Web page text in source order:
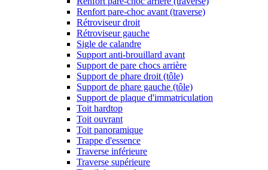
Renfort pare-choc avant (traverse)
Rétroviseur droit
Rétroviseur gauche
Sigle de calandre
Support anti-brouillard avant
Support de pare chocs arrière
Support de phare droit (tôle)
Support de phare gauche (tôle)
Support de plaque d'immatriculation
Toit hardtop
Toit ouvrant
Toit panoramique
Trappe d'essence
Traverse inférieure
Traverse supérieure